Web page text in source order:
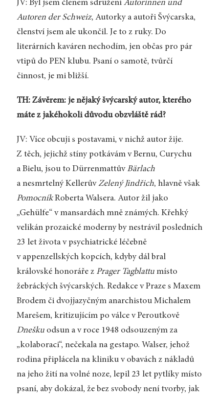
JV: Byl jsem členem sdružení Autorinnen und
Autoren der Schweiz, Autorky a autoři Švýcarska,
členství jsem ale ukončil. Je to z ruky. Do
literárních kaváren nechodím, jen občas pro pár
vtipů do PEN klubu. Psaní o samotě, tvůrčí
činnost, je mi bližší.
TH: Závěrem: je nějaký švýcarský autor, kterého
máte z jakéhokoli důvodu obzvláště rád?
JV: Více obcuji s postavami, v nichž autor žije.
Z těch, jejichž stíny potkávám v Bernu, Curychu
a Bielu, jsou to DürrenmattůvBärlach
a nesmrtelný KellerůvZelený Jindřich, hlavně však
PomocníkRoberta Walsera. Autor žil jako
„Gehülfe“ v mansardách mně známých. Křehký
velikán prozaické moderny by nestrávil posledních
23 let života v psychiatrické léčebně
v appenzellských kopcích, kdyby dál bral
královské honoráře z Prager Tagblattumísto
žebráckých švýcarských. Redakce v Praze s Maxem
Brodem či dvojjazyčným anarchistou Michalem
Marešem, kritizujícím po válce v Peroutkově
Dneškuodsun a v roce 1948 odsouzeným za
„kolaboraci“, nečekala na gestapo. Walser, jehož
rodina připlácela na kliniku v obavách z nákladů
na jeho žití na volné noze, lepil 23 let pytlíky místo
psaní, aby dokázal, že bez svobody není tvorby, jak